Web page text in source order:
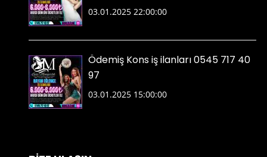
03.01.2025 22:00:00
Ödemiş Kons iş ilanları 0545 717 40
97
03.01.2025 15:00:00